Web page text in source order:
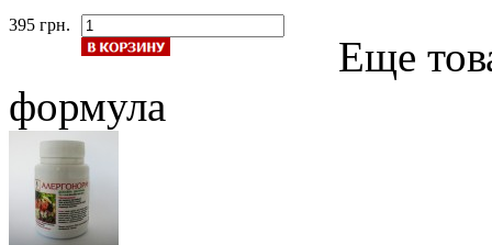
395 грн.
Еще
формула